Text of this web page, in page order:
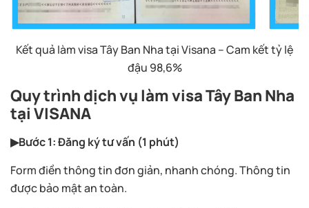
Kết quả làm visa Tây Ban Nha tại Visana – Cam kết tỷ lệ
đậu 98,6%
Quy trình dịch vụ làm visa Tây Ban Nha
tại VISANA
▶Bước 1: Đăng ký tư vấn (1 phút)
Form điền thông tin đơn giản, nhanh chóng. Thông tin
được bảo mật an toàn.